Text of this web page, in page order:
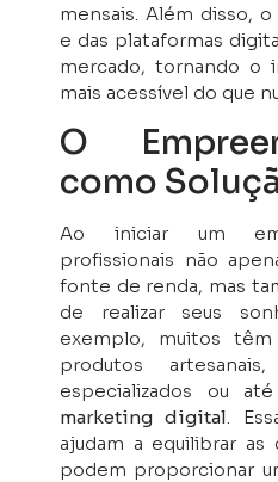
mensais. Além disso,
e das plataformas
mercado, tornando o
mais acessível do que
O
como
Ao iniciar um
profissionais não
fonte de renda, mas
de realizar seus
exemplo, muitos
produtos
especializados ou
marketing digital.
ajudam a equilibrar
podem proporcionar